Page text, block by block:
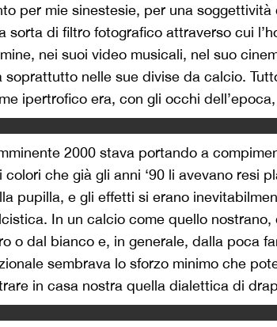
per mie sinestesie, per una
sorta di filtro fotografico attraverso cui
nei suoi video musicali, nel suo
soprattutto nelle sue divise da calcio.
ipertrofico era, con gli occhi
2000 stava portando a
colori che già gli anni ‘90 li avevano resi
pupilla, e gli effetti si erano
In un calcio come quello
o dal bianco e, in generale, dalla poca
sembrava lo sforzo minimo che
in casa nostra quella dialettica di